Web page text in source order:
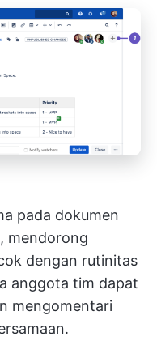
pada dokumen
mendorong
dengan rutinitas
anggota tim dapat
mengomentari